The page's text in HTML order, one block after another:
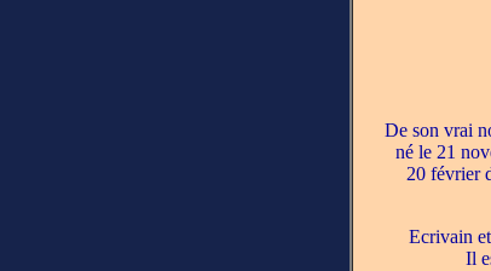
De son vrai
né le 21
20 février
Ecrivain
Il